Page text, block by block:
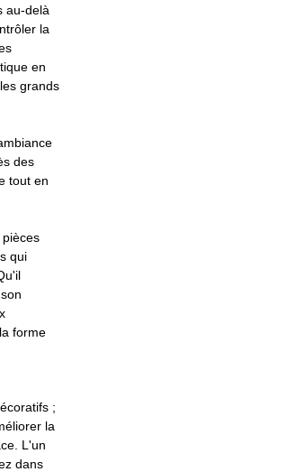
au-delà
la
en
grands
des
tout en
qui
forme
;
la
L'un
dans